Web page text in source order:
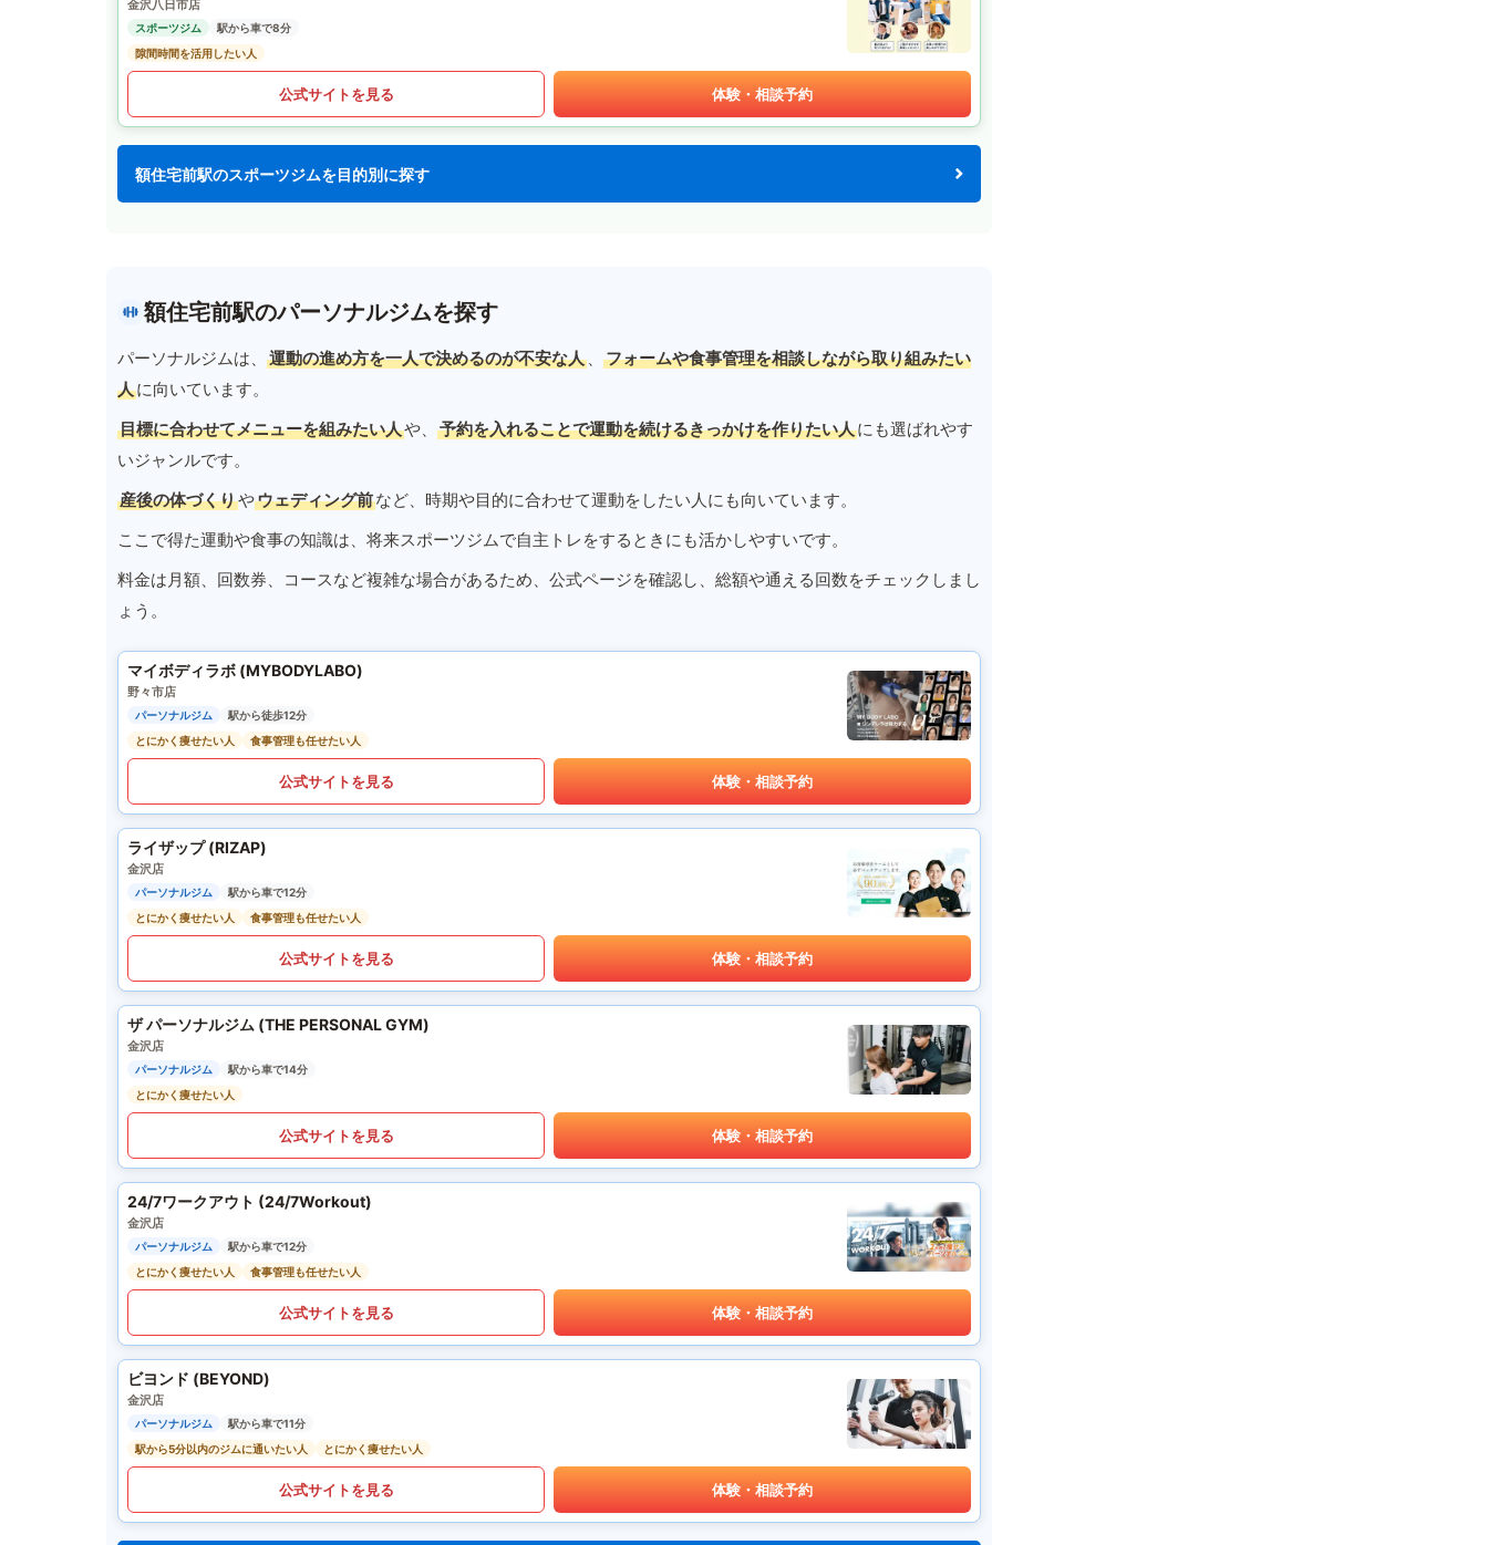
金沢八日市店
スポーツジム
駅から車で8分
隙間時間を活用したい人
公式サイトを見る 体験・相談予約
額住宅前駅のスポーツジムを目的別に探す
額住宅前駅のパーソナルジムを探す
パーソナルジムは、 運動の進め方を一人で決めるのが不安な人 、
フォームや食事管理を相談しながら取り組みたい
人に向いています。
目標に合わせてメニューを組みたい人や、 予約を入れることで運動を続けるきっかけを作りたい人にも選ばれやす
いジャンルです。
産後の体づくりやウェディング前など、時期や目的に合わせて運動をしたい人にも向いています。
ここで得た運動や食事の知識は、将来スポーツジムで自主トレをするときにも活かしやすいです。
料金は月額、回数券、コースなど複雑な場合があるため、公式ページを確認し、総額や通える回数をチェックしまし
ょう。
マイボディラボ (MYBODYLABO)
野々市店
パーソナルジム
駅から徒歩12分
とにかく痩せたい人
食事管理も任せたい人
公式サイトを見る 体験・相談予約
ライザップ (RIZAP)
金沢店
パーソナルジム
駅から車で12分
とにかく痩せたい人
食事管理も任せたい人
公式サイトを見る 体験・相談予約
ザ パーソナルジム (THE PERSONAL GYM)
金沢店
パーソナルジム
駅から車で14分
とにかく痩せたい人
公式サイトを見る 体験・相談予約
24/7ワークアウト (24/7Workout)
金沢店
パーソナルジム
駅から車で12分
とにかく痩せたい人
食事管理も任せたい人
公式サイトを見る 体験・相談予約
ビヨンド (BEYOND)
金沢店
パーソナルジム
駅から車で11分
駅から5分以内のジムに通いたい人
とにかく痩せたい人
公式サイトを見る 体験・相談予約